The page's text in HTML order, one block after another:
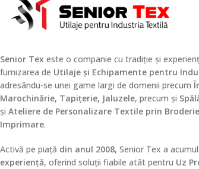
Senior Tex este o companie cu tradiție și
furnizarea de Utilaje și Echipamente pentru
adresându-se unei game largi de domenii precum
Marochinărie, Tapițerie, Jaluzele, precum și
și Ateliere de Personalizare Textile prin
Imprimare.
Activă pe piață din anul 2008, Senior Tex a
experiență, oferind soluții fiabile atât pentru Uz